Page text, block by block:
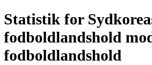
Statistik for
fodboldlandshold
fodboldlandshold